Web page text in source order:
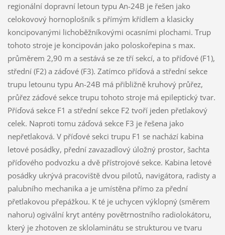
regionální dopravní letoun typu An-24B je řešen jako
celokovový hornoplošník s přímým křídlem a klasicky
koncipovanými lichoběžníkovými ocasními plochami. Trup
tohoto stroje je koncipován jako poloskořepina s max.
průměrem 2,90 m a sestává se ze tří sekcí, a to příďové (F1),
střední (F2) a záďové (F3). Zatímco příďová a střední sekce
trupu letounu typu An-24B má přibližně kruhový průřez,
průřez záďové sekce trupu tohoto stroje má epileptický tvar.
Příďová sekce F1 a střední sekce F2 tvoří jeden přetlakový
celek. Naproti tomu záďová sekce F3 je řešena jako
nepřetlaková. V příďové sekci trupu F1 se nachází kabina
letové posádky, přední zavazadlový úložný prostor, šachta
příďového podvozku a dvě přístrojové sekce. Kabina letové
posádky ukrývá pracoviště dvou pilotů, navigátora, radisty a
palubního mechanika a je umístěna přímo za přední
přetlakovou přepážkou. K té je uchycen výklopný (směrem
nahoru) ogivální kryt antény povětrnostního radiolokátoru,
který je zhotoven ze sklolaminátu se strukturou ve tvaru